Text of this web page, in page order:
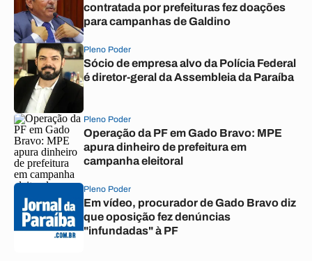
contratada por prefeituras fez doações
para campanhas de Galdino
Pleno Poder
Sócio de empresa alvo da Polícia Federal
é diretor-geral da Assembleia da Paraíba
Pleno Poder
Operação da PF em Gado Bravo: MPE
apura dinheiro de prefeitura em
campanha eleitoral
Pleno Poder
Em vídeo, procurador de Gado Bravo diz
que oposição fez denúncias
"infundadas" à PF